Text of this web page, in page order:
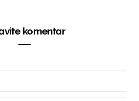
komentar